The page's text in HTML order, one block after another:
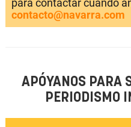
para contactar cuando
contacto@navarra.com
APÓYANOS PARA
PERIODISMO